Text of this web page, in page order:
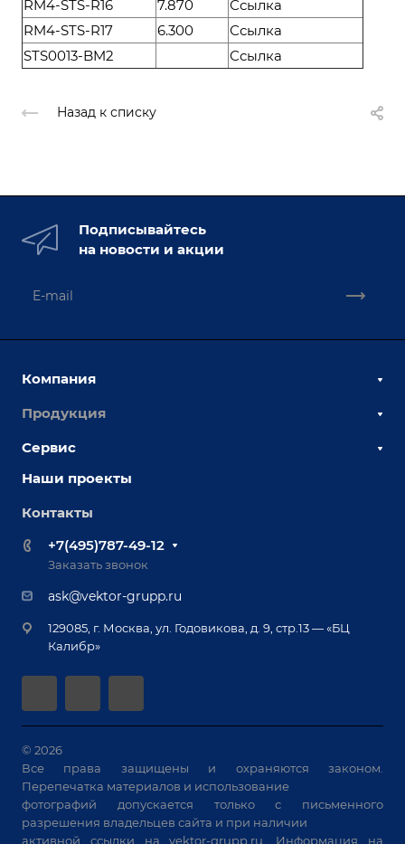
RM4-STS-R16
7.870
Ссылка
RM4-STS-R17
6.300
Ссылка
STS0013-BM2
Ссылка
Назад к списку
Подписывайтесь
на новости и акции
Компания
О компании
Выставки и мероприятия
Вопрос ответ
Реквизиты
Документы
Продукция
Сборочно-сварочные столы
Оснастка для сварочных столов
Оборудование для приварки крепежа
Приварной крепеж
Специализированные решения для сварки
Позиционеры и вращатели
Машины контактной сварки
Универсальные зажимы
Системы аспирации
Станки лазерной резки
Сервис
Сервисное обслуживание
Обучение
Лизинг
Гарантия
автоматизации
Наши проекты
Контакты
+7(495)787-49-12
Заказать звонок
ask@vektor-grupp.ru
129085, г. Москва, ул. Годовикова, д. 9, стр.13 — «БЦ
Калибр»
© 2026
Все права защищены и охраняются законом.
Перепечатка материалов и использование
фотографий допускается только с письменного
разрешения владельцев сайта и при наличии
активной ссылки наvektor-grupp.ru . Информация на